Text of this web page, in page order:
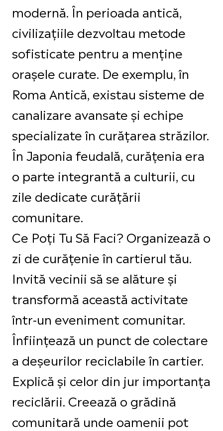
modernă. În perioada antică,
civilizațiile dezvoltau metode
sofisticate pentru a menține
orașele curate. De exemplu, în
Roma Antică, existau sisteme de
canalizare avansate și echipe
specializate în curățarea străzilor.
În Japonia feudală, curățenia era
o parte integrantă a culturii, cu
zile dedicate curățării
comunitare.
Ce Poți Tu Să Faci? Organizează o
zi de curățenie în cartierul tău.
Invită vecinii să se alăture și
transformă această activitate
într-un eveniment comunitar.
Înființează un punct de colectare
a deșeurilor reciclabile în cartier.
Explică și celor din jur importanța
reciclării. Creează o grădină
comunitară unde oamenii pot